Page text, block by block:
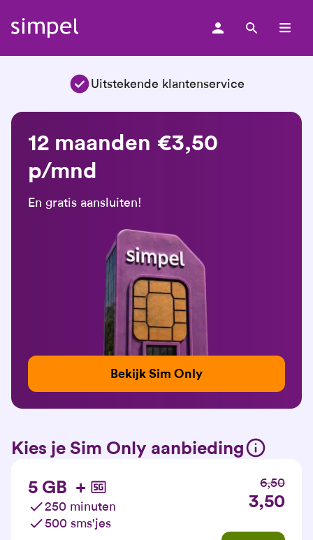
Uitstekende klantenserviceUitstekende klantenservice
12 maanden €3,50
p/mnd
En gratis aansluiten!
Bekijk Sim Only
Kies je Sim Only aanbieding
5 GB +
250 minuten
500 sms'jes
6,50
3,50